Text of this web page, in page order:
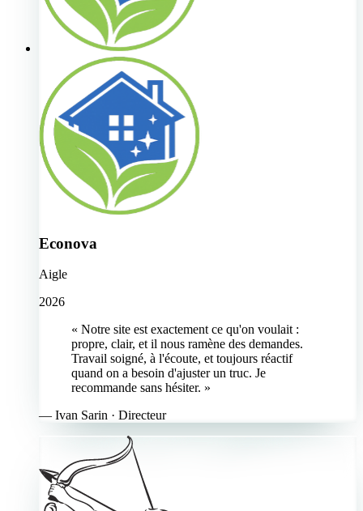
Econova
Aigle
2026
« Notre site est exactement ce qu'on voulait :
propre, clair, et il nous ramène des demandes.
Travail soigné, à l'écoute, et toujours réactif
quand on a besoin d'ajuster un truc. Je
recommande sans hésiter. »
— Ivan Sarin · Directeur